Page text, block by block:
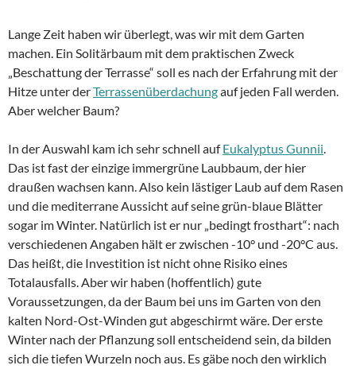
Lange Zeit haben wir überlegt, was wir mit dem Garten
machen. Ein Solitärbaum mit dem praktischen Zweck
„Beschattung der Terrasse“ soll es nach der Erfahrung mit der
Hitze unter derTerrassenüberdachungauf jeden Fall werden.
Aber welcher Baum?
In der Auswahl kam ich sehr schnell aufEukalyptus Gunnii.
Das ist fast der einzige immergrüne Laubbaum, der hier
draußen wachsen kann. Also kein lästiger Laub auf dem Rasen
und die mediterrane Aussicht auf seine grün-blaue Blätter
sogar im Winter. Natürlich ist er nur „bedingt frosthart“: nach
verschiedenen Angaben hält er zwischen -10° und -20°C aus.
Das heißt, die Investition ist nicht ohne Risiko eines
Totalausfalls. Aber wir haben (hoffentlich) gute
Voraussetzungen, da der Baum bei uns im Garten von den
kalten Nord-Ost-Winden gut abgeschirmt wäre. Der erste
Winter nach der Pflanzung soll entscheidend sein, da bilden
sich die tiefen Wurzeln noch aus. Es gäbe noch den wirklich